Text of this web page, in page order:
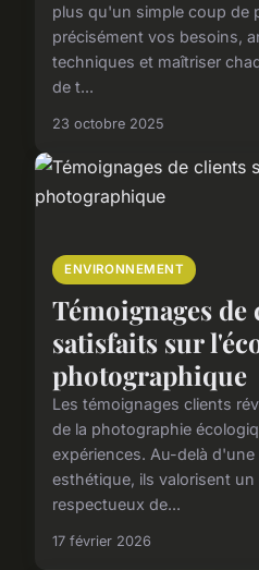
plus qu'un simple coup de
précisément vos besoins,
techniques et maîtriser
de t...
23 octobre 2025
ENVIRONNEMENT
Témoignages de
satisfaits sur
photographique
Les témoignages clients
de la photographie
expériences. Au-delà
esthétique, ils valorisent un
respectueux de...
17 février 2026